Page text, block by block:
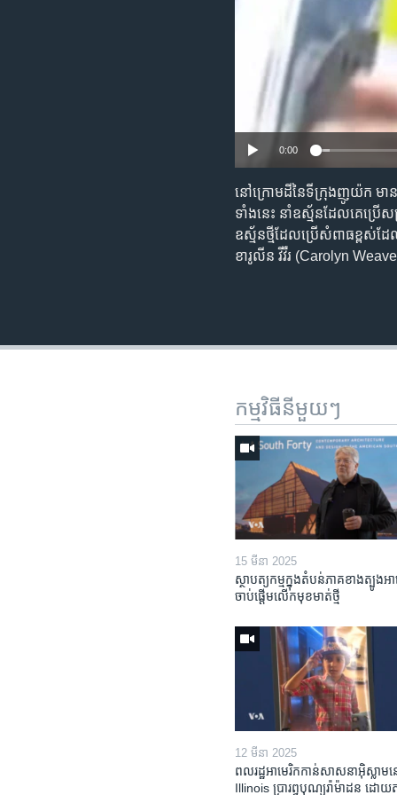
0:00
នៅ​ក្រោម​ដី​នៃ​ទីក្រុង​ញូយ៉ក មាន​បំ
ទាំង​នេះ នាំ​ឧស្ម័ន​ដែល​គេ​ប្រើ​
ឧស្ម័ន​ថ្មី​ដែល​ប្រើ​សំពាធ​ខ្ពស់​ដែ
ខារូលីន វីវឺរ (Carolyn
កម្មវិធី​នីមួយៗ
15 មីនា 2025
ស្ថាបត្យកម្ម​ក្នុង​តំបន់​ភាគ​ខាង​ត្បូង​អា
ចាប់ផ្តើម​លើក​មុខមាត់​ថ្មី
12 មីនា 2025
ពលរដ្ឋអាមេរិក​កាន់សាសនា​អ៊ិស្លាម​ន
Illinois ​ប្រារព្វបុណ្យរ៉ាម៉ាដន ​ដោយ​